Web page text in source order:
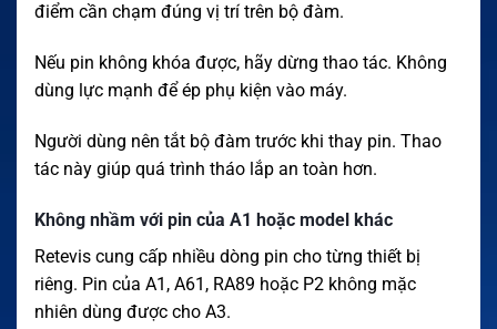
điểm cần chạm đúng vị trí trên bộ đàm.
Nếu pin không khóa được, hãy dừng thao tác. Không
dùng lực mạnh để ép phụ kiện vào máy.
Người dùng nên tắt bộ đàm trước khi thay pin. Thao
tác này giúp quá trình tháo lắp an toàn hơn.
Không nhầm với pin của A1 hoặc model khác
Retevis cung cấp nhiều dòng pin cho từng thiết bị
riêng. Pin của A1, A61, RA89 hoặc P2 không mặc
nhiên dùng được cho A3.